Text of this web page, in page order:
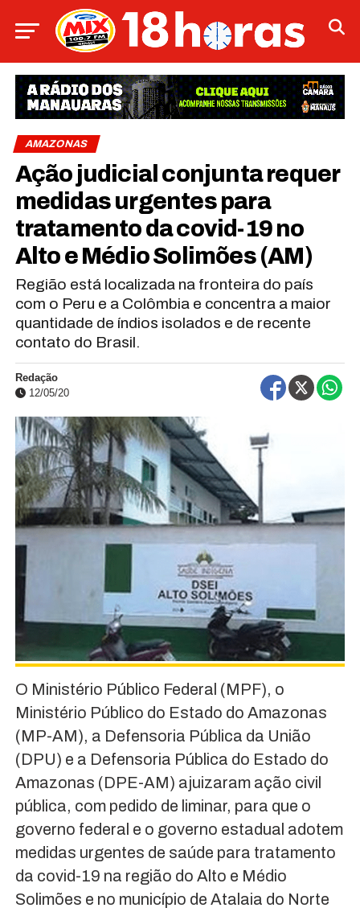
AMAZONAS
Ação judicial conjunta requer
medidas urgentes para
tratamento da covid-19 no
Alto e Médio Solimões (AM)
Região está localizada na fronteira do país
com o Peru e a Colômbia e concentra a maior
quantidade de índios isolados e de recente
contato do Brasil.
Redação
12/05/20
O Ministério Público Federal (MPF), o
Ministério Público do Estado do Amazonas
(MP-AM), a Defensoria Pública da União
(DPU) e a Defensoria Pública do Estado do
Amazonas (DPE-AM) ajuizaram ação civil
pública, com pedido de liminar, para que o
governo federal e o governo estadual adotem
medidas urgentes de saúde para tratamento
da covid-19 na região do Alto e Médio
Solimões e no município de Atalaia do Norte